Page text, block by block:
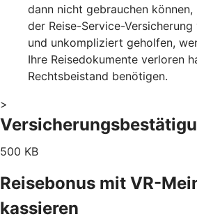
dann nicht gebrauchen
der Reise-Service-
und unkompliziert geholfen,
Ihre Reisedokumente verloren
Rechtsbeistand benötigen.
>
500 KB
Reisebonus mit VR-
kassieren